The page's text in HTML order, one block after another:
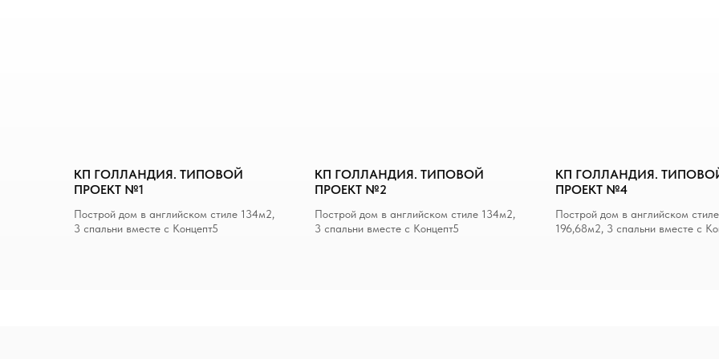
КП ГОЛЛАНДИЯ. ТИПОВОЙ
ПРОЕКТ №1
Построй дом в английском стиле 134м2,
3 спальни вместе с Концепт5
КП ГОЛЛАНДИЯ. ТИПОВОЙ
ПРОЕКТ №2
Построй дом в английском стиле 134м2,
3 спальни вместе с Концепт5
КП ГОЛЛАНДИЯ.
ПРОЕКТ №4
Построй дом в английском стиле
196,68м2, 3 спальни вместе с